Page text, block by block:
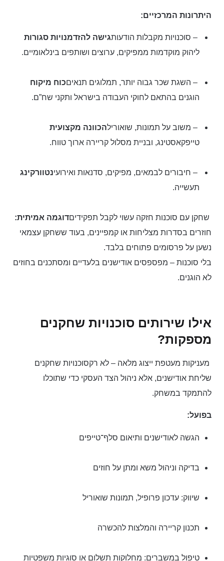
היתרונות המרכזיים:
גישה להזדמנויות סגורות– סוכנויות מקבלות הודעות
ליהוק מוקדמות ממפיקים, ערוצים ושותפים בינלאומיים.
כוח מיקוח– השגת שכר גבוה יותר, תמלוגים תנאים
הוגנים בהתאם לחוקי העבודה בישראל ותקני שח”ם.
הכוונה מקצועית– משוב על תמונות, שואוריל
טייפקאסטינג, ובניית מסלול קריירה ארוך טווח.
נטוורקינג– חיבורים לבמאים, מפיקים, סדנאות ואירועי
תעשייה.
דוגמה אמיתית:שחקן עם סוכנות חזקה עשוי לקבל תפקידים
חוזרים בסדרות מצליחות או קמפיינים, בעוד ששחקן עצמאי
נשען על פרסומים פתוחים בלבד.
בלי סוכנות – מפספסים אודישנים בלעדיים ומסתכנים בחוזים
לא הוגנים.
אילו שירותים סוכנויות שחקנים
מספקות?
סוכנויות שחקניםמעניקות מעטפת ייצוג מלאה – לא רק
שליחת אודישנים, אלא ניהול הצד העסקי כדי שתוכלו
להתמקד במשחק.
בפועל:
הגשה לאודישנים ותיאום סלף־טייפים
בדיקה וניהול משא ומתן על חוזים
שיווק: עדכון פרופיל, תמונות שואוריל
תכנון קריירה והמלצות להכשרה
טיפול במשברים: מחלוקות תשלום או סוגיות משפטיות